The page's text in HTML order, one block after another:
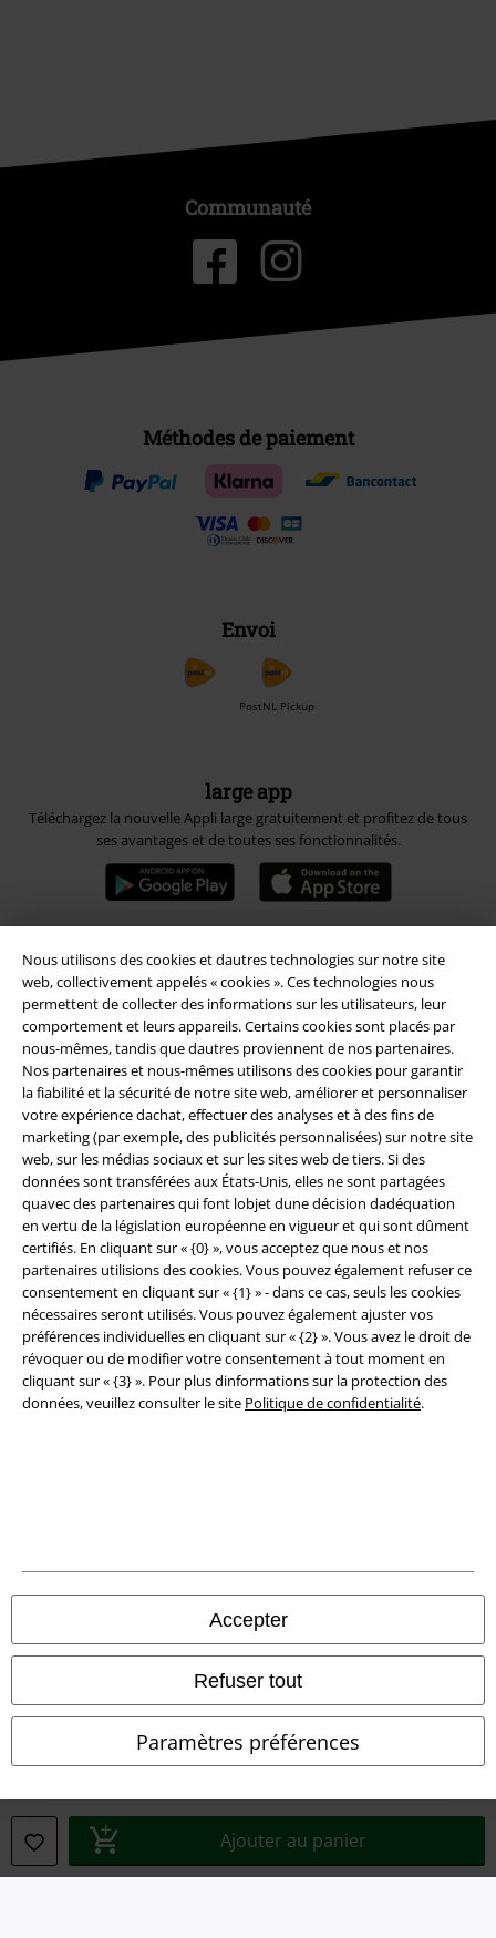
Nous utilisons des cookies et dautres technologies sur notre site
web, collectivement appelés « cookies ». Ces technologies nous
permettent de collecter des informations sur les utilisateurs, leur
comportement et leurs appareils. Certains cookies sont placés par
nous-mêmes, tandis que dautres proviennent de nos partenaires.
Nos partenaires et nous-mêmes utilisons des cookies pour garantir
la fiabilité et la sécurité de notre site web, améliorer et personnaliser
votre expérience dachat, effectuer des analyses et à des fins de
marketing (par exemple, des publicités personnalisées) sur notre site
web, sur les médias sociaux et sur les sites web de tiers. Si des
données sont transférées aux États-Unis, elles ne sont partagées
quavec des partenaires qui font lobjet dune décision dadéquation
en vertu de la législation européenne en vigueur et qui sont dûment
certifiés. En cliquant sur « {0} », vous acceptez que nous et nos
partenaires utilisions des cookies. Vous pouvez également refuser ce
consentement en cliquant sur « {1} » - dans ce cas, seuls les cookies
nécessaires seront utilisés. Vous pouvez également ajuster vos
préférences individuelles en cliquant sur « {2} ». Vous avez le droit de
révoquer ou de modifier votre consentement à tout moment en
cliquant sur « {3} ». Pour plus dinformations sur la protection des
données, veuillez consulter le site Politique de confidentialité.
Accepter
Refuser tout
Paramètres préférences
Ajouter au panier
Communauté
Méthodes de paiement
Envoi
PostNL Pickup
large app
Téléchargez la nouvelle Appli large gratuitement et profitez de tous
ses avantages et de toutes ses fonctionnalités.
A Warner Music Group Company
Sécurité
Clauses de confidentialité
Élimination des déchets et protection de l'environnement
Informations sur l'accessibilité
Paramètres des Cookies
Période de rétractation